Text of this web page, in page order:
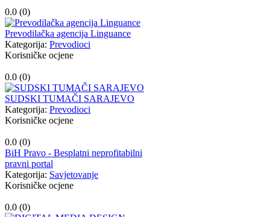
0.0 (0)
Prevodilačka agencija Linguance
Kategorija: Prevodioci
Korisničke ocjene
0.0 (0)
SUDSKI TUMAČI SARAJEVO
Kategorija: Prevodioci
Korisničke ocjene
0.0 (0)
BiH Pravo - Besplatni neprofitabilni
pravni portal
Kategorija: Savjetovanje
Korisničke ocjene
0.0 (0)